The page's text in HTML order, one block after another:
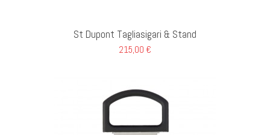
St Dupont Tagliasigari & Stand
215,00 €